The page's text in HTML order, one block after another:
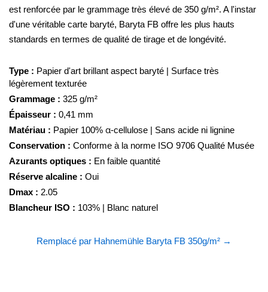
est renforcée par le grammage très élevé de 350 g/m². A l'instar
d'une véritable carte baryté, Baryta FB offre les plus hauts
standards en termes de qualité de tirage et de longévité.
Type : Papier d'art brillant aspect baryté | Surface très
légèrement texturée
Grammage : 325 g/m²
Épaisseur : 0,41 mm
Matériau : Papier 100% α-cellulose | Sans acide ni lignine
Conservation : Conforme à la norme ISO 9706 Qualité Musée
Azurants optiques : En faible quantité
Réserve alcaline : Oui
Dmax : 2.05
Blancheur ISO : 103% | Blanc naturel
Remplacé par Hahnemühle Baryta FB 350g/m² →